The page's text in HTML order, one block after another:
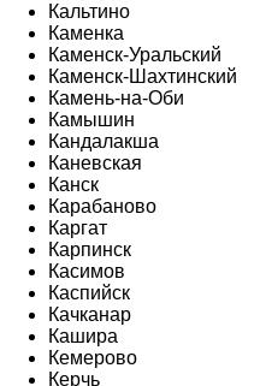
Кальтино
Каменка
Каменск-Уральский
Каменск-Шахтинский
Камень-на-Оби
Камышин
Кандалакша
Каневская
Канск
Карабаново
Каргат
Карпинск
Касимов
Каспийск
Качканар
Кашира
Кемерово
Керчь